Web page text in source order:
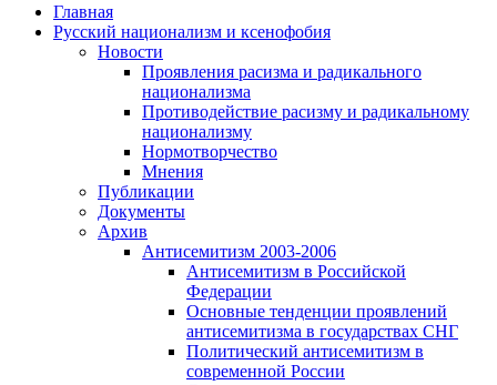
Главная
Русский национализм и ксенофобия
Новости
Проявления расизма и радикального
национализма
Противодействие расизму и радикальному
национализму
Нормотворчество
Мнения
Публикации
Документы
Архив
Антисемитизм 2003-2006
Антисемитизм в Российской
Федерации
Основные тенденции проявлений
антисемитизма в государствах СНГ
Политический антисемитизм в
современной России